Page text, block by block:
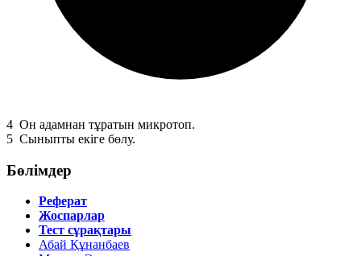
4 Он адамнан тұратын микротоп.
5 Сыныпты екіге бөлу.
Бөлімдер
Реферат
Жоспарлар
Тест сұрақтары
Абай Құнанбаев